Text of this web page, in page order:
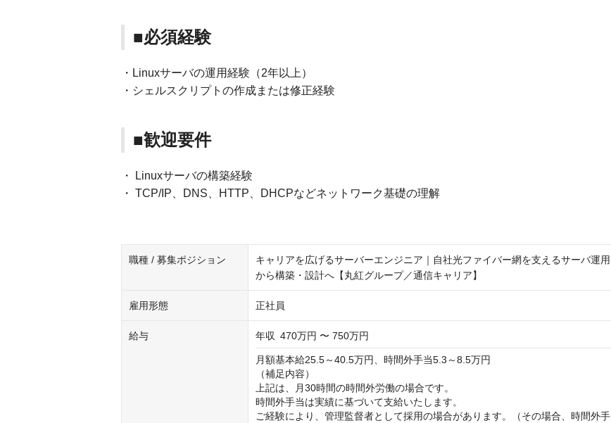
■必須経験
・Linuxサーバの運用経験（2年以上）
・シェルスクリプトの作成または修正経験
■歓迎要件
・ Linuxサーバの構築経験
・ TCP/IP、DNS、HTTP、DHCPなどネットワーク基礎の理解
職種 / 募集ポジション
キャリアを広げるサーバーエンジニア｜自社光ファイバー網を支えるサーバ運用
から構築・設計へ【丸紅グループ／通信キャリア】
雇用形態 正社員
給与 年収 470万円 〜 750万円
月額基本給25.5～40.5万円、時間外手当5.3～8.5万円
（補足内容）
上記は、月30時間の時間外労働の場合です。
時間外手当は実績に基づいて支給いたします。
ご経験により、管理監督者として採用の場合があります。（その場合、時間外手